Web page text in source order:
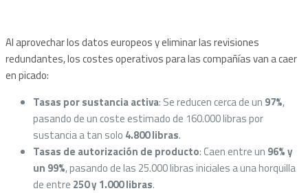
Al aprovechar los datos europeos y eliminar las revisiones
redundantes, los costes operativos para las compañías van a caer
en picado:
Tasas por sustancia activa: Se reducen cerca de un 97%,
pasando de un coste estimado de 160.000 libras por
sustancia a tan solo 4.800 libras.
Tasas de autorización de producto: Caen entre un 96% y
un 99%, pasando de las 25.000 libras iniciales a una horquilla
de entre 250 y 1.000 libras.